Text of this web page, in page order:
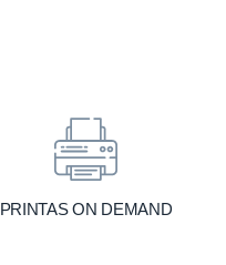
PRINTAS ON DEMAND